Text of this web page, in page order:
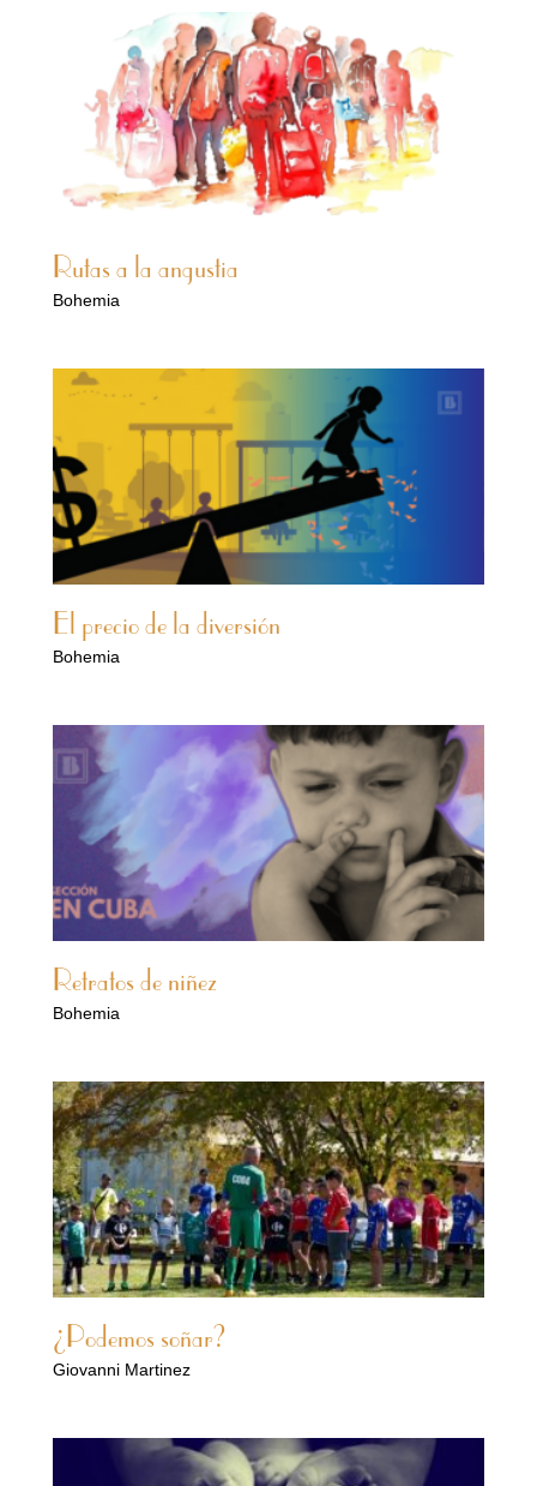
Rutas a la angustia
Bohemia
El precio de la diversión
Bohemia
Retratos de niñez
Bohemia
¿Podemos soñar?
Giovanni Martinez